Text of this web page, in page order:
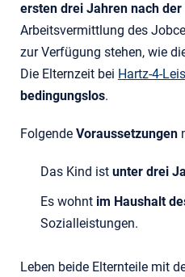
ersten drei Jahren nach
Arbeitsvermittlung des
zur Verfügung stehen, wie
Die Elternzeit bei Hartz-4-
bedingungslos.
Folgende Voraussetzungen
Das Kind ist unter drei
Es wohnt im Haushalt
Sozialleistungen.
Leben beide Elternteile mit